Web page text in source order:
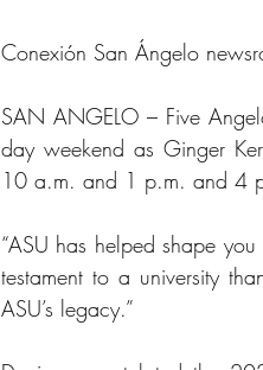
Conexión San Ángelo
SAN ANGELO – Five
day weekend as Ginger
10 a.m. and 1 p.m. and 4
“ASU has helped shape
testament to a university
ASU’s legacy.”